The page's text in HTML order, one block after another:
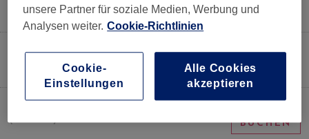
(30 Min.)
BUCHEN
BUCHEN
Maniküre
35,00 €
BUCHEN
unsere Partner für soziale Medien, Werbung und
Analysen weiter. Cookie-Richtlinien
Cookie-
Einstellungen
Alle Cookies
akzeptieren